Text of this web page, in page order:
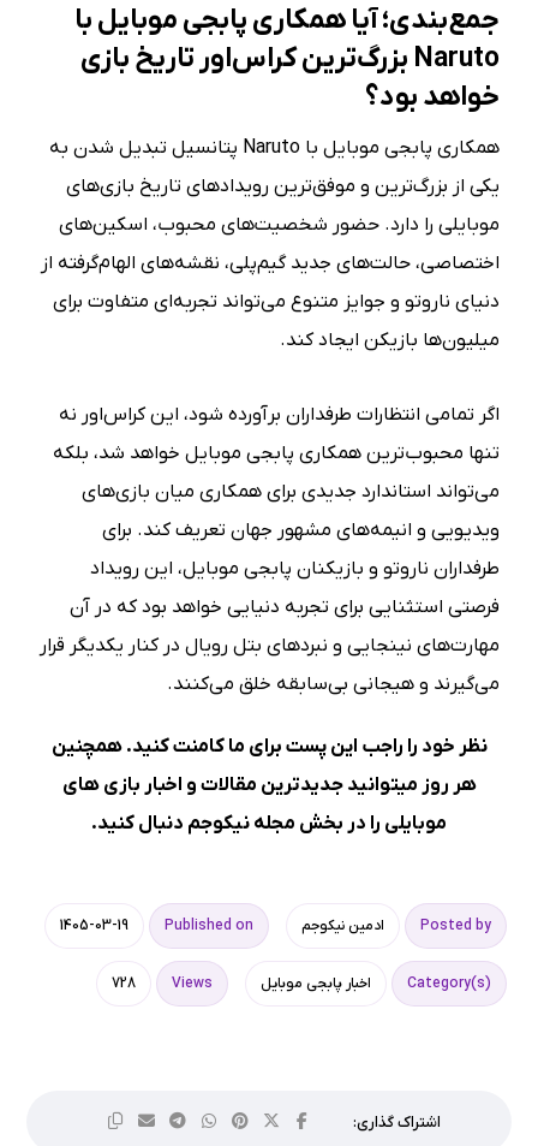
جمع‌بندی؛ آیا همکاری پابجی موبایل با
Naruto بزرگ‌ترین کراس‌اور تاریخ بازی
خواهد بود؟
همکاری پابجی موبایل با Naruto پتانسیل تبدیل شدن به
یکی از بزرگ‌ترین و موفق‌ترین رویدادهای تاریخ بازی‌های
موبایلی را دارد. حضور شخصیت‌های محبوب، اسکین‌های
اختصاصی، حالت‌های جدید گیم‌پلی، نقشه‌های الهام‌گرفته از
دنیای ناروتو و جوایز متنوع می‌تواند تجربه‌ای متفاوت برای
میلیون‌ها بازیکن ایجاد کند.
اگر تمامی انتظارات طرفداران برآورده شود، این کراس‌اور نه
تنها محبوب‌ترین همکاری پابجی موبایل خواهد شد، بلکه
می‌تواند استاندارد جدیدی برای همکاری میان بازی‌های
ویدیویی و انیمه‌های مشهور جهان تعریف کند. برای
طرفداران ناروتو و بازیکنان پابجی موبایل، این رویداد
فرصتی استثنایی برای تجربه دنیایی خواهد بود که در آن
مهارت‌های نینجایی و نبردهای بتل رویال در کنار یکدیگر قرار
می‌گیرند و هیجانی بی‌سابقه خلق می‌کنند.
نظر خود را راجب این پست برای ما کامنت کنید. همچنین
هر روز میتوانید جدیدترین مقالات و اخبار بازی های
موبایلی را در بخش مجله نیکوجم دنبال کنید.
Posted by ادمین نیکوجم Published on
1405-03-19
Category(s) اخبار پابجی موبایل Views
728